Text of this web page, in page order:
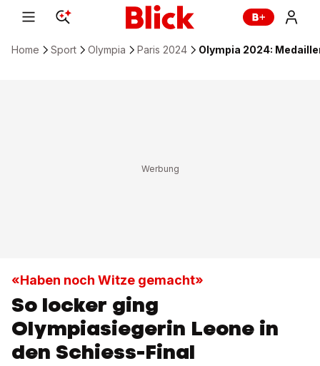
Home Sport Olympia Paris 2024 Olympia 2024:
«Haben noch Witze gemacht»
So locker ging
Olympiasiegerin Leone in
den Schiess-Final